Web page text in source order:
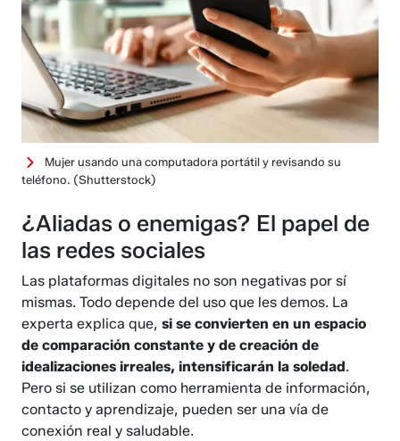
Mujer usando una computadora portátil y revisando su
teléfono. (Shutterstock)
¿Aliadas o enemigas? El papel de
las redes sociales
Las plataformas digitales no son negativas por sí
mismas. Todo depende del uso que les demos. La
experta explica que,si se convierten en un espacio
de comparación constante y de creación de
idealizaciones irreales, intensificarán la soledad.
Pero si se utilizan como herramienta de información,
contacto y aprendizaje, pueden ser una vía de
conexión real y saludable.